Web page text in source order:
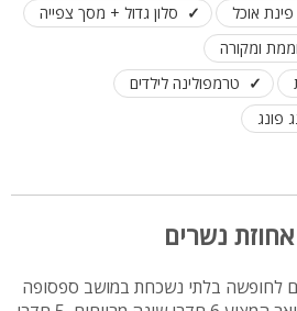
אוכל
סלון גדול + מסך צפייה
ומקורה
טרמפולינה לילדים
פונג
אורחים
אחוזת נשרים
לחופשה בלתי נשכחת במושב ספסופה